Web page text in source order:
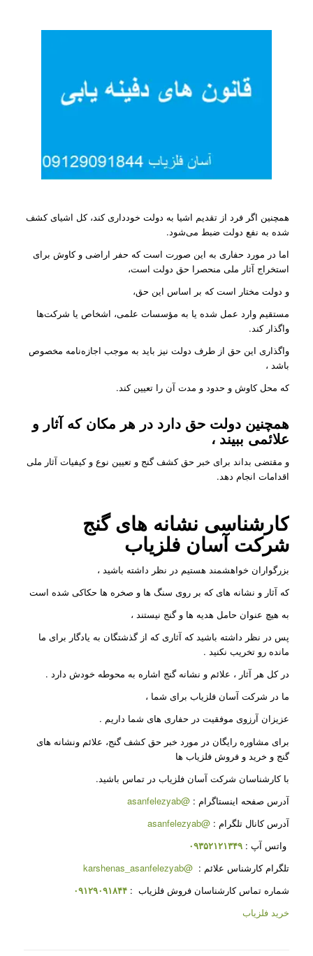
همچنین اگر فرد از تقدیم اشیا به دولت خودداری کند، کل اشیای کشف
شده به نفع دولت ضبط می‌شود.
اما در مورد حفاری به این صورت است که حفر اراضی و کاوش برای
استخراج آثار ملی منحصرا حق دولت است،
و دولت مختار است که بر اساس این حق،
مستقیم وارد عمل شده یا به مؤسسات علمی، اشخاص یا شرکت‌ها
واگذار کند.
واگذاری این حق از طرف دولت نیز باید به موجب اجازه‌نامه مخصوص
باشد ،
که محل کاوش و حدود و مدت آن را تعیین کند.
همچنین دولت حق دارد در هر مکان که آثار و
علائمی ببیند ،
و مقتضی بداند برای خبر حق کشف گنج و تعیین نوع و کیفیات آثار ملی
اقدامات انجام دهد.
کارشناسی نشانه های گنج
شرکتآسان فلزیاب
بزرگواران خواهشمند هستیم در نظر داشته باشید ،
که آثار و نشانه های که بر روی سنگ ها و صخره ها حکاکی شده است
به هیچ عنوان حامل هدیه ها و گنج نیستند ،
پس در نظر داشته باشید که آثاری که از گذشتگان به یادگار برای ما
مانده رو تخریب نکنید.
در کل هر آثار ، علائم و نشانه گنج اشاره به محوطه خودش دارد.
ما در شرکت آسان فلزیاب برای شما ،
عزیزان آرزوی موفقیت در حفاری های شما داریم .
برای مشاوره رایگان در مورد خبر حق کشف گنج، علائم ونشانه های
گنج و خرید و فروش فلزیاب ها
با کارشناسان شرکت آسان فلزیاب در تماس باشید.
آدرس صفحه اینستاگرام :
@asanfelezyab
آدرس کانال تلگرام :
@asanfelezyab
واتس آپ: ۰۹۳۵۲۱۲۱۳۴۹
تلگرام کارشناس علائم :
@karshenas_asanfelezyab
شماره تماس کارشناسان فروش فلزیاب: ۰۹۱۲۹۰۹۱۸۴۴
خرید فلزیاب